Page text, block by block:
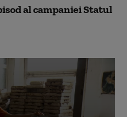
al campaniei Statul